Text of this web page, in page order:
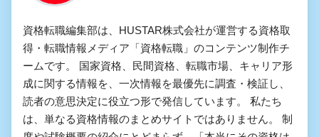
資格転職編集部は、HUSTAR株式会社が運営する資格取
得・転職情報メディア「資格転職」のコンテンツ制作チ
ームです。 国家資格、民間資格、転職市場、キャリア形
成に関する情報を、一次情報を最優先に調査・検証し、
読者の意思決定に役立つ形で発信しています。 私たち
は、単なる資格情報のまとめサイトではありません。 制